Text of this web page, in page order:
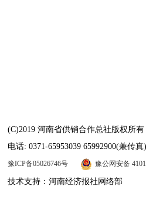
(C)2019 河南省供销合作总社版权所有
电话: 0371-65953039 65992900(兼传真
豫ICP备05026746号 豫公网安备
技术支持：河南经济报社网络部